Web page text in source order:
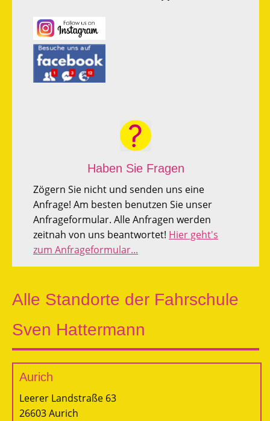
Haben Sie Fragen
Zögern Sie nicht und senden uns eine
Anfrage! Am besten benutzen Sie unser
Anfrageformular. Alle Anfragen werden
zeitnah von uns beantwortet! Hier geht's
zum Anfrageformular...
Alle Standorte der Fahrschule
Sven Hattermann
Aurich
Leerer Landstraße 63
26603 Aurich